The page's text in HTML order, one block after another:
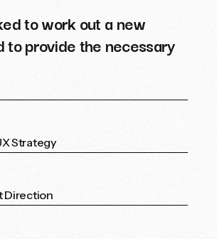
to work out a new
to provide the necessary
Strategy
Direction